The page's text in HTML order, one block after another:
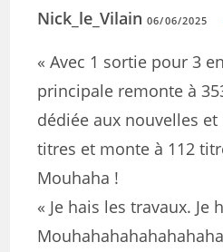
Nick_le_Vilain06/06/2025
« Avec 1 sortie pour 3
principale remonte à
dédiée aux nouvelles
titres et monte à 112
Mouhaha !
« Je hais les travaux. Je